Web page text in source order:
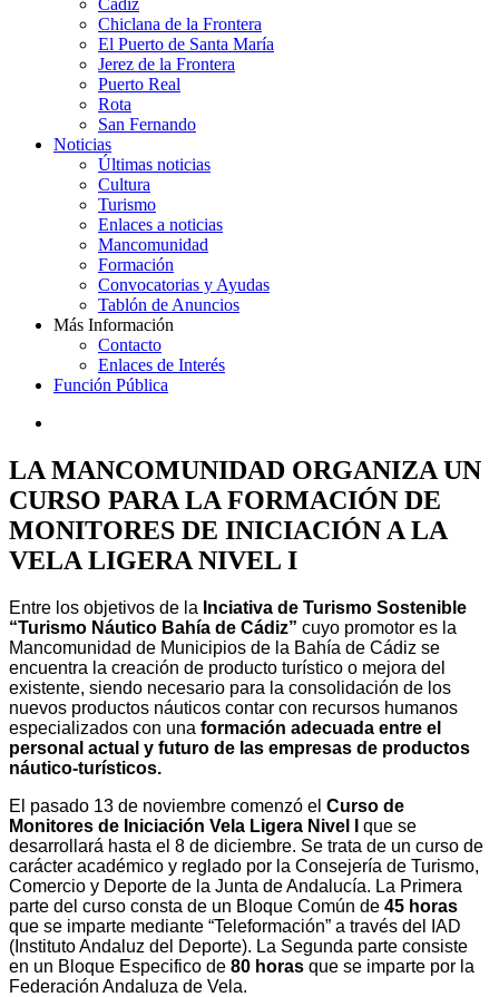
Cádiz
Chiclana de la Frontera
El Puerto de Santa María
Jerez de la Frontera
Puerto Real
Rota
San Fernando
Noticias
Últimas noticias
Cultura
Turismo
Enlaces a noticias
Mancomunidad
Formación
Convocatorias y Ayudas
Tablón de Anuncios
Más Información
Contacto
Enlaces de Interés
Función Pública
LA MANCOMUNIDAD ORGANIZA UN
CURSO PARA LA FORMACIÓN DE
MONITORES DE INICIACIÓN A LA
VELA LIGERA NIVEL I
Entre los objetivos de la Inciativa de Turismo Sostenible
“Turismo Náutico Bahía de Cádiz” cuyo promotor es la
Mancomunidad de Municipios de la Bahía de Cádiz se
encuentra la creación de producto turístico o mejora del
existente, siendo necesario para la consolidación de los
nuevos productos náuticos contar con recursos humanos
especializados con una formación adecuada entre el
personal actual y futuro de las empresas de productos
náutico-turísticos.
El pasado 13 de noviembre comenzó el Curso de
Monitores de Iniciación Vela Ligera Nivel I
que se
desarrollará hasta el 8 de diciembre. Se trata de un curso de
carácter académico y reglado por la Consejería de Turismo,
Comercio y Deporte de la Junta de Andalucía. La Primera
parte del curso consta de un Bloque Común de 45 horas
que se imparte mediante “Teleformación” a través del IAD
(Instituto Andaluz del Deporte). La Segunda parte consiste
en un Bloque Especifico de 80 horas que se imparte por la
Federación Andaluza de Vela.